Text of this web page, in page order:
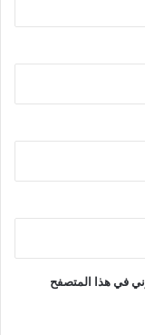
في هذا المتصفح